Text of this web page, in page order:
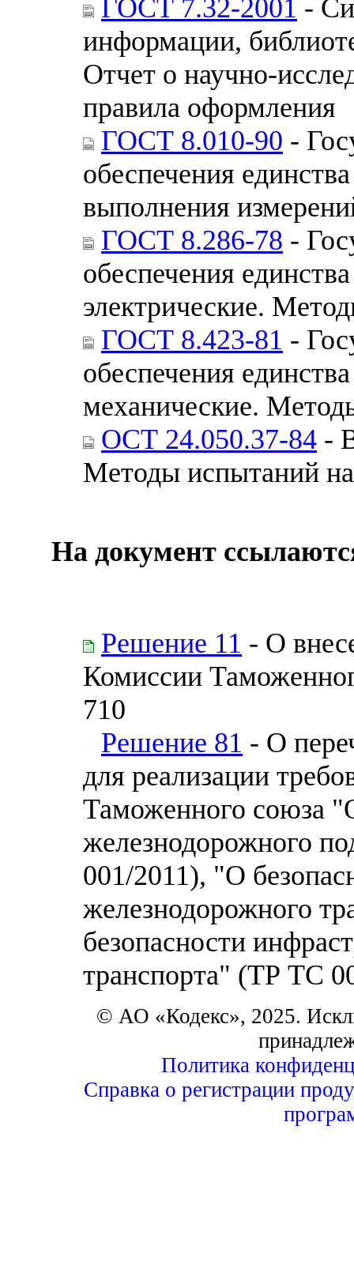
ГОСТ 7.32-2001 -
информации,
Отчет о научно-
правила оформления
ГОСТ 8.010-90 -
обеспечения
выполнения
ГОСТ 8.286-78 -
обеспечения
электрические.
ГОСТ 8.423-81 -
обеспечения
механические.
ОСТ 24.050.37-84 -
Методы испытаний на
На документ
Решение 11 - О
Комиссии
710
Решение 81 - О
для реализации
Таможенного союза
железнодорожного
001/2011), "О
железнодорожного
безопасности
транспорта" (ТР ТС
© АО «Кодекс», 2025.
Политика
Справка о регистрации